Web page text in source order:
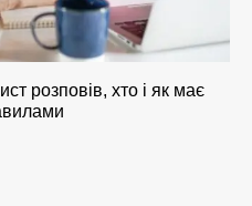
розповів, хто і як має